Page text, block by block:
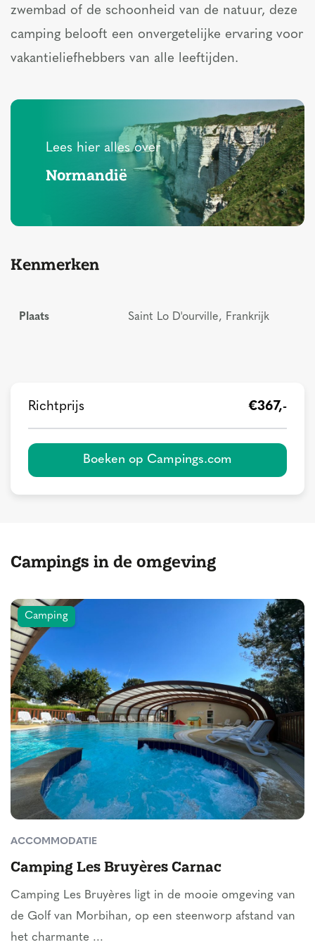
zwembad of de schoonheid van de natuur, deze
camping belooft een onvergetelijke ervaring voor
vakantieliefhebbers van alle leeftijden.
Lees hier alles over
Normandië
Kenmerken
Plaats Saint Lo D'ourville, Frankrijk
Richtprijs €367,-
Boeken op Campings.com
Campings in de omgeving
Camping
ACCOMMODATIE
Camping Les Bruyères Carnac
Camping Les Bruyères ligt in de mooie omgeving van
de Golf van Morbihan, op een steenworp afstand van
het charmante ...